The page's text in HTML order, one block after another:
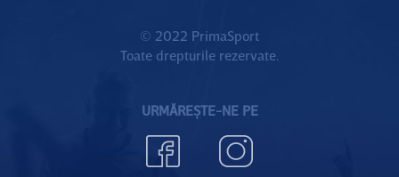
© 2022 PrimaSport
Toate drepturile rezervate.
URMĂREȘTE-NE PE